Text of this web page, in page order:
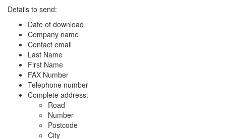
Details to send:
Date of download
Company name
Contact email
Last Name
First Name
FAX Number
Telephone number
Complete address:
Road
Number
Postcode
City